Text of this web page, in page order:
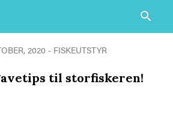
2020 - FISKEUTSTYR
til storfiskeren!